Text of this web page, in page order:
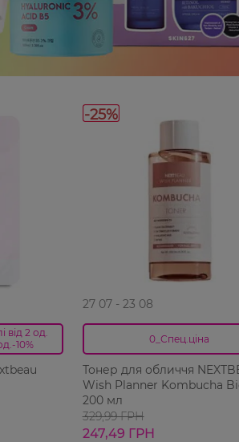
від 2 од.
10%
-25%
27 07 - 23 08
0_Спец.ціна
Тонер для обличчя
Wish Planner Kombucha
200 мл
329,99 ГРН
247,49 ГРН